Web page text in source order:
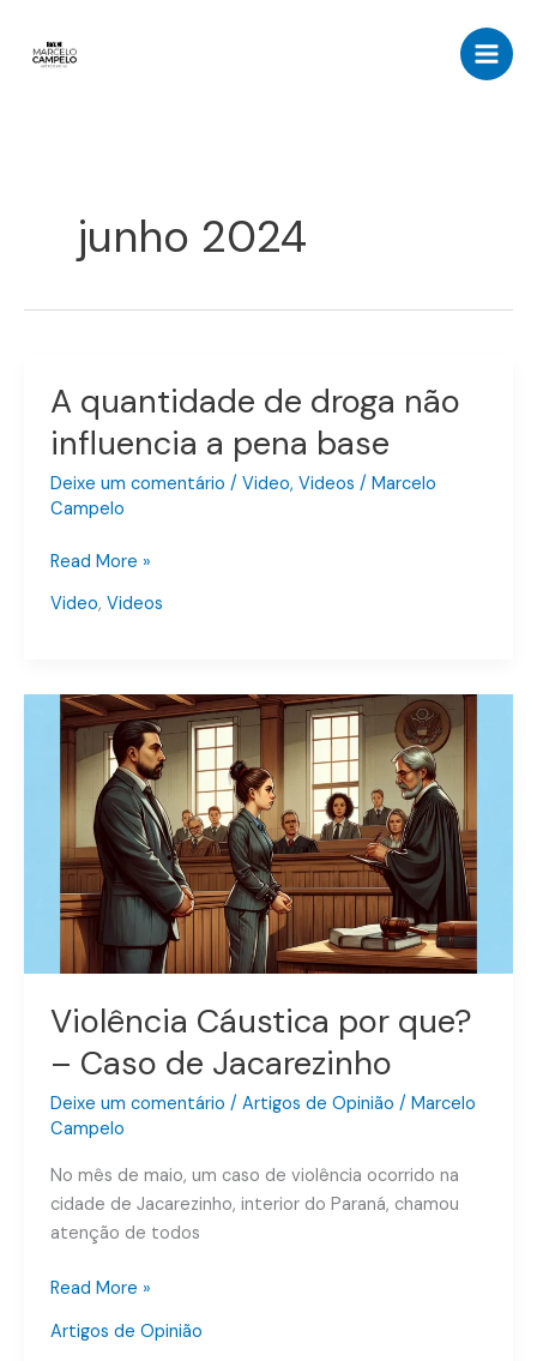
junho 2024
A quantidade de droga não
influencia a pena base
Deixe um comentário / Video, Videos / Marcelo
Campelo
A
quantidade
de
droga
não
a
pena
Read More »
Video, Videos
Violência Cáustica por que?
– Caso de Jacarezinho
Deixe um comentário / Artigos de Opinião / Marcelo
Campelo
No mês de maio, um caso de violência ocorrido na
cidade de Jacarezinho, interior do Paraná, chamou
atenção de todos
Violência
Cáustica
por
que?
Caso
de
Jacarezinho
Read More »
Artigos de Opinião